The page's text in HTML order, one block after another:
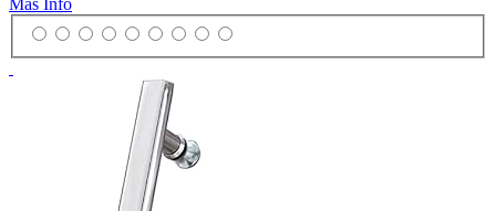
Más Info